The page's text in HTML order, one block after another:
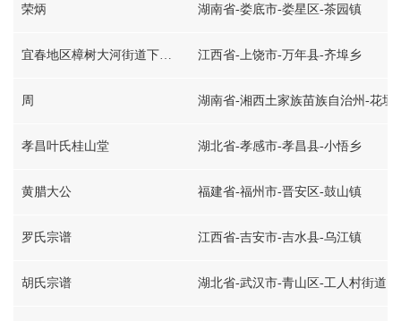
荣炳 湖南省-娄底市-娄星区-茶园镇
宜春地区樟树大河街道下汽张家 江西省-上饶市-万年县-齐埠乡
周 湖南省-湘西土家族苗族自治州-花垣
孝昌叶氏桂山堂 湖北省-孝感市-孝昌县-小悟乡
黄腊大公 福建省-福州市-晋安区-鼓山镇
罗氏宗谱 江西省-吉安市-吉水县-乌江镇
胡氏宗谱 湖北省-武汉市-青山区-工人村街道